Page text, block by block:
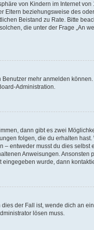
von Kindern im Internet
beziehungsweise des
Beistand zu Rate. Bitte
die unter der Frage „An
mehr anmelden
Administration.
dann gibt es zwei
folgen, die du erhalten
entweder musst du dies selbst
Anweisungen.
wurde, dann
der Fall ist, wende dich an
lösen muss.